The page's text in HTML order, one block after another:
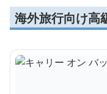
海外旅行向け高